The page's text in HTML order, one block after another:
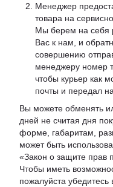
Менеджер
товара на
Мы берем на себя
Вас к нам, и
совершению
менеджеру номер
чтобы курьер как
почты и передал
Вы можете обменять
дней не считая дня
форме, габаритам,
может быть
«Закон о защите прав
Чтобы иметь
пожалуйста